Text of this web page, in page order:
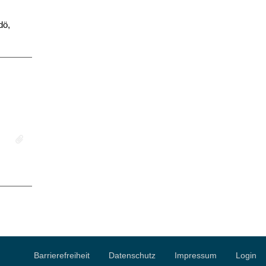
Barrierefreiheit Datenschutz Impressum Login